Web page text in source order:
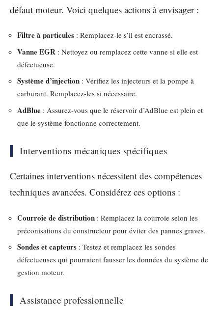
défaut moteur. Voici quelques actions à envisager :
Filtre à particules : Remplacez-le s’il est encrassé.
Vanne EGR : Nettoyez ou remplacez cette vanne si elle est
défectueuse.
Système d’injection : Vérifiez les injecteurs et la pompe à
carburant. Remplacez-les si nécessaire.
AdBlue : Assurez-vous que le réservoir d’AdBlue est plein et
que le système fonctionne correctement.
Interventions mécaniques spécifiques
Certaines interventions nécessitent des compétences
techniques avancées. Considérez ces options :
Courroie de distribution : Remplacez la courroie selon les
préconisations du constructeur pour éviter des pannes graves.
Sondes et capteurs : Testez et remplacez les sondes
défectueuses qui pourraient fausser les données du système de
gestion moteur.
Assistance professionnelle